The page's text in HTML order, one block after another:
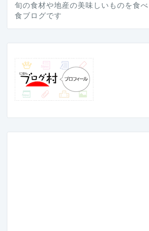
旬の食材や地産の美味しいものを食
食ブログです